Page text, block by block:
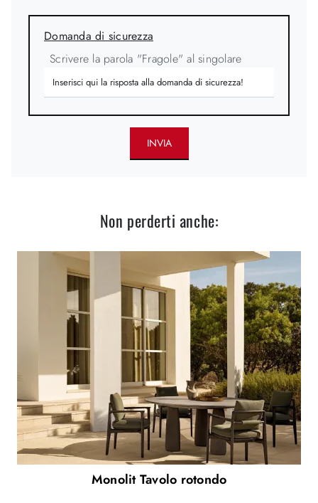
Domanda di sicurezza
Scrivere la parola "Fragole" al singolare
INVIA
Non perderti anche:
Monolit Tavolo rotondo